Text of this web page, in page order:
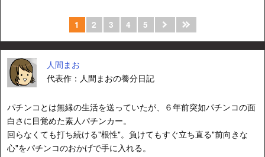
1 2 3 4 5
人間まお
代表作：人間まおの養分日記
パチンコとは無縁の生活を送っていたが、６年前突如パチンコの面
白さに目覚めた素人パチンカー。
回らなくても打ち続ける"根性"。負けてもすぐ立ち直る"前向きな
心"をパチンコのおかげで手に入れる。